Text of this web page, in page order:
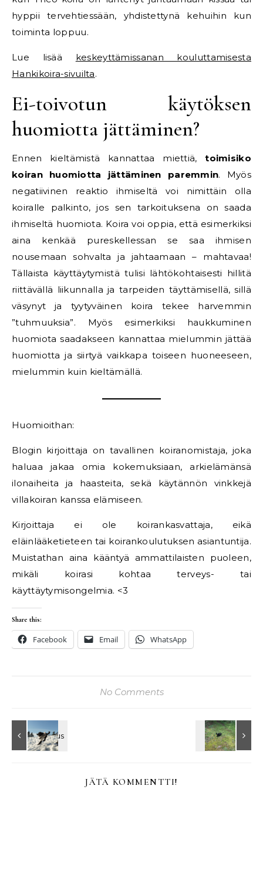
hyppii tervehtiessään, yhdistettynä kehuihin kun
toiminta loppuu.
Lue lisää keskeyttämissanan kouluttamisesta
Hankikoira-sivuilta.
Ei-toivotun käytöksen
huomiotta jättäminen?
Ennen kieltämistä kannattaa miettiä,toimisiko
koiran huomiotta jättäminen paremmin. Myös
negatiivinen reaktio ihmiseltä voi nimittäin olla
koiralle palkinto, jos sen tarkoituksena on saada
ihmiseltä huomiota. Koira voi oppia, että esimerkiksi
aina kenkää pureskellessan se saa ihmisen
nousemaan sohvalta ja jahtaamaan – mahtavaa!
Tällaista käyttäytymistä tulisi lähtökohtaisesti hillitä
riittävällä liikunnalla ja tarpeiden täyttämisellä, sillä
väsynyt ja tyytyväinen koira tekee harvemmin
”tuhmuuksia”. Myös esimerkiksi haukkuminen
huomiota saadakseen kannattaa mielummin jättää
huomiotta ja siirtyä vaikkapa toiseen huoneeseen,
mielummin kuin kieltämällä.
Huomioithan:
Blogin kirjoittaja on tavallinen koiranomistaja, joka
haluaa jakaa omia kokemuksiaan, arkielämänsä
ilonaiheita ja haasteita, sekä käytännön vinkkejä
villakoiran kanssa elämiseen.
Kirjoittaja ei ole koirankasvattaja, eikä
eläinlääketieteen tai koirankoulutuksen asiantuntija.
Muistathan aina kääntyä ammattilaisten puoleen,
mikäli koirasi kohtaa terveys- tai
käyttäytymisongelmia. <3
Share this:
Facebook Email WhatsApp
No Comments
JÄTÄ KOMMENTTI!